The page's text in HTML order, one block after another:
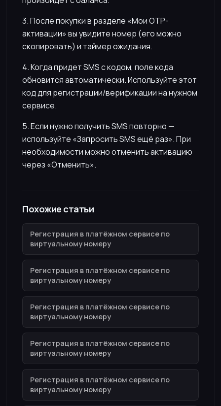
3. После покупки в разделе «Мои OTP-
активации» вы увидите номер (его можно
скопировать) и таймер ожидания.
4. Когда придет SMS с кодом, поле кода
обновится автоматически. Используйте этот
код для регистрации/верификации на нужном
сервисе.
5. Если нужно получить SMS повторно —
используйте «Запросить SMS ещё раз». При
необходимости можно отменить активацию
через «Отменить».
Похожие статьи
Регистрация в платёжном сервисе по
виртуальному номеру
Регистрация в платёжном сервисе по
виртуальному номеру
Регистрация в платёжном сервисе по
виртуальному номеру
Регистрация в платёжном сервисе по
виртуальному номеру
Регистрация в платёжном сервисе по
виртуальному номеру